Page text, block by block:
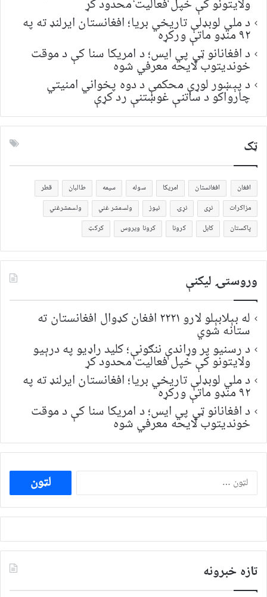
ولایتونو کې خپل فعالیت محدود کړ
د ملي لوبډلې تاریخي بریا؛ افغانستان ایرلنډ ته په
۹۲ منډو ماتې ورکړه
د افغانانو ټي پي ایس؛ د امریکا سنا کې د موقت
خونديتوب لایحه معرفي شوه
د پېښور لوړې محکمې د دوه پخواني امنیتي
چارواکو د ساتنې غوښتنې رد کړې
ټک
افغان افغانستان امریکا سوله سیمه طالبان
قطر
مزاکرات
نړی نړۍ نیوز ولسمشر غني
ولسمشرغني
پاکستان
کابل کرونا کرونا ویروس کرکټ
وروستۍ ليکنې
له بېلابېلو لارو ۲۲۲۱ افغان کډوال افغانستان ته
ستانه شوي
د رسنیو پر وړاندې ننګونې؛ کلید راډیو په درېیو
ولایتونو کې خپل فعالیت محدود کړ
د ملي لوبډلې تاریخي بریا؛ افغانستان ایرلنډ ته په
۹۲ منډو ماتې ورکړه
د افغانانو ټي پي ایس؛ د امریکا سنا کې د موقت
خونديتوب لایحه معرفي شوه
ددی
لپاره
لټون:
تازه خبرونه